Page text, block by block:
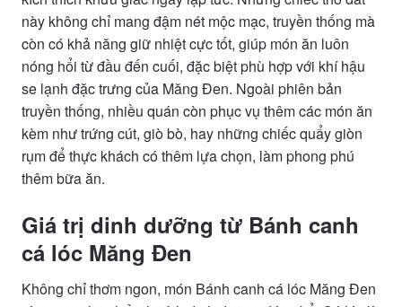
này không chỉ mang đậm nét mộc mạc, truyền thống mà
còn có khả năng giữ nhiệt cực tốt, giúp món ăn luôn
nóng hổi từ đầu đến cuối, đặc biệt phù hợp với khí hậu
se lạnh đặc trưng của Măng Đen. Ngoài phiên bản
truyền thống, nhiều quán còn phục vụ thêm các món ăn
kèm như trứng cút, giò bò, hay những chiếc quẩy giòn
rụm để thực khách có thêm lựa chọn, làm phong phú
thêm bữa ăn.
Giá trị dinh dưỡng từ Bánh canh
cá lóc Măng Đen
Không chỉ thơm ngon, món Bánh canh cá lóc Măng Đen